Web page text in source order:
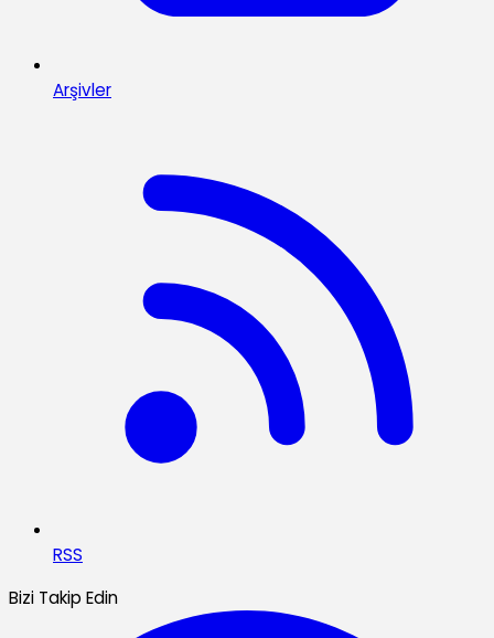
Arşivler
RSS
Bizi Takip Edin